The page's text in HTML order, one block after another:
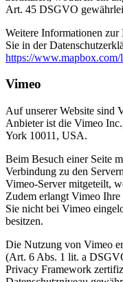
Art. 45 DSGVO
Weitere Informationen
Sie in der
https://
Vimeo
Auf unserer Website sind
Anbieter ist die Vimeo
York 10011, USA.
Beim Besuch einer Seite
Verbindung zu den
Vimeo-Server mitgeteilt,
Zudem erlangt Vimeo
Sie nicht bei Vimeo
besitzen.
Die Nutzung von Vimeo
(Art. 6 Abs. 1 lit. a
Privacy Framework